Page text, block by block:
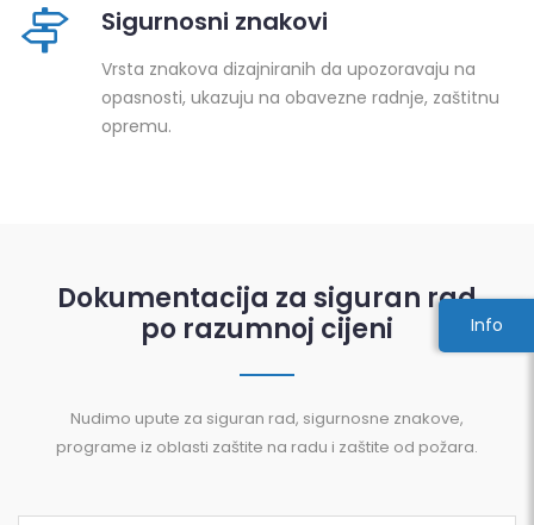
Info
Sigurnosni znakovi
Vrsta znakova dizajniranih da upozoravaju na
opasnosti, ukazuju na obavezne radnje, zaštitnu
opremu.
Dokumentacija za siguran rad
po razumnoj cijeni
Nudimo upute za siguran rad, sigurnosne znakove,
programe iz oblasti zaštite na radu i zaštite od požara.